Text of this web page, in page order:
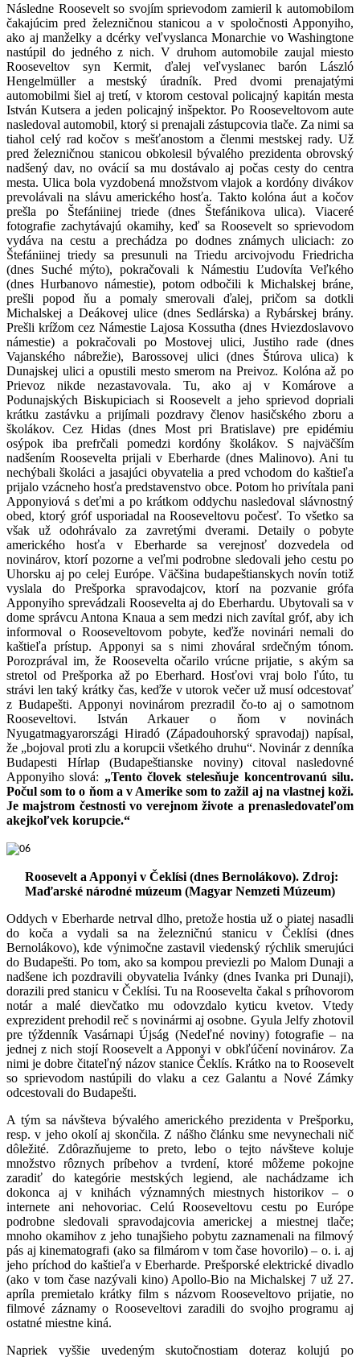
Následne Roosevelt so svojím sprievodom zamieril k automobilom
čakajúcim pred železničnou stanicou a v spoločnosti Apponyiho,
ako aj manželky a dcérky veľvyslanca Monarchie vo Washingtone
nastúpil do jedného z nich. V druhom automobile zaujal miesto
Rooseveltov syn Kermit, ďalej veľvyslanec barón László
Hengelmüller a mestský úradník. Pred dvomi prenajatými
automobilmi šiel aj tretí, v ktorom cestoval policajný kapitán mesta
István Kutsera a jeden policajný inšpektor. Po Rooseveltovom aute
nasledoval automobil, ktorý si prenajali zástupcovia tlače. Za nimi sa
tiahol celý rad kočov s mešťanostom a členmi mestskej rady. Už
pred železničnou stanicou obkolesil bývalého prezidenta obrovský
nadšený dav, no ovácií sa mu dostávalo aj počas cesty do centra
mesta. Ulica bola vyzdobená množstvom vlajok a kordóny divákov
prevolávali na slávu amerického hosťa. Takto kolóna áut a kočov
prešla po Štefániinej triede (dnes Štefánikova ulica). Viaceré
fotografie zachytávajú okamihy, keď sa Roosevelt so sprievodom
vydáva na cestu a prechádza po dodnes známych uliciach: zo
Štefániinej triedy sa presunuli na Triedu arcivojvodu Friedricha
(dnes Suché mýto), pokračovali k Námestiu Ľudovíta Veľkého
(dnes Hurbanovo námestie), potom odbočili k Michalskej bráne,
prešli popod ňu a pomaly smerovali ďalej, pričom sa dotkli
Michalskej a Deákovej ulice (dnes Sedlárska) a Rybárskej brány.
Prešli krížom cez Námestie Lajosa Kossutha (dnes Hviezdoslavovo
námestie) a pokračovali po Mostovej ulici, Justiho rade (dnes
Vajanského nábrežie), Barossovej ulici (dnes Štúrova ulica) k
Dunajskej ulici a opustili mesto smerom na Preivoz. Kolóna až po
Prievoz nikde nezastavovala. Tu, ako aj v Komárove a
Podunajských Biskupiciach si Roosevelt a jeho sprievod dopriali
krátku zastávku a prijímali pozdravy členov hasičského zboru a
školákov. Cez Hidas (dnes Most pri Bratislave) pre epidémiu
osýpok iba prefrčali pomedzi kordóny školákov. S najväčším
nadšením Roosevelta prijali v Eberharde (dnes Malinovo). Ani tu
nechýbali školáci a jasajúci obyvatelia a pred vchodom do kaštieľa
prijalo vzácneho hosťa predstavenstvo obce. Potom ho privítala pani
Apponyiová s deťmi a po krátkom oddychu nasledoval slávnostný
obed, ktorý gróf usporiadal na Rooseveltovu počesť. To všetko sa
však už odohrávalo za zavretými dverami. Detaily o pobyte
amerického hosťa v Eberharde sa verejnosť dozvedela od
novinárov, ktorí pozorne a veľmi podrobne sledovali jeho cestu po
Uhorsku aj po celej Európe. Väčšina budapeštianskych novín totiž
vyslala do Prešporka spravodajcov, ktorí na pozvanie grófa
Apponyiho sprevádzali Roosevelta aj do Eberhardu. Ubytovali sa v
dome správcu Antona Knaua a sem medzi nich zavítal gróf, aby ich
informoval o Rooseveltovom pobyte, keďže novinári nemali do
kaštieľa prístup. Apponyi sa s nimi zhováral srdečným tónom.
Porozprával im, že Roosevelta očarilo vrúcne prijatie, s akým sa
stretol od Prešporka až po Eberhard. Hosťovi vraj bolo ľúto, tu
strávi len taký krátky čas, keďže v utorok večer už musí odcestovať
z Budapešti. Apponyi novinárom prezradil čo-to aj o samotnom
Rooseveltovi. István Arkauer o ňom v novinách
Nyugatmagyarországi Hiradó (Západouhorský spravodaj) napísal,
že „bojoval proti zlu a korupcii všetkého druhu“. Novinár z denníka
Budapesti Hírlap (Budapeštianske noviny) citoval nasledovné
Apponyiho slová: „Tento človek stelesňuje koncentrovanú silu.
Počul som to o ňom a v Amerike som to zažil aj na vlastnej koži.
Je majstrom čestnosti vo verejnom živote a prenasledovateľom
akejkoľvek korupcie.“
Roosevelt a Apponyi v Čeklísi (dnes Bernolákovo). Zdroj:
Maďarské národné múzeum (Magyar Nemzeti Múzeum)
Oddych v Eberharde netrval dlho, pretože hostia už o piatej nasadli
do koča a vydali sa na železničnú stanicu v Čeklísi (dnes
Bernolákovo), kde výnimočne zastavil viedenský rýchlik smerujúci
do Budapešti. Po tom, ako sa kompou previezli po Malom Dunaji a
nadšene ich pozdravili obyvatelia Ivánky (dnes Ivanka pri Dunaji),
dorazili pred stanicu v Čeklísi. Tu na Roosevelta čakal s príhovorom
notár a malé dievčatko mu odovzdalo kyticu kvetov. Vtedy
exprezident prehodil reč s novinármi aj osobne. Gyula Jelfy zhotovil
pre týždenník Vasárnapi Újság (Nedeľné noviny) fotografie – na
jednej z nich stojí Roosevelt a Apponyi v obkľúčení novinárov. Za
nimi je dobre čitateľný názov stanice Čeklís. Krátko na to Roosevelt
so sprievodom nastúpili do vlaku a cez Galantu a Nové Zámky
odcestovali do Budapešti.
A tým sa návšteva bývalého amerického prezidenta v Prešporku,
resp. v jeho okolí aj skončila. Z nášho článku sme nevynechali nič
dôležité. Zdôrazňujeme to preto, lebo o tejto návšteve koluje
množstvo rôznych príbehov a tvrdení, ktoré môžeme pokojne
zaradiť do kategórie mestských legiend, ale nachádzame ich
dokonca aj v knihách významných miestnych historikov – o
internete ani nehovoriac. Celú Rooseveltovu cestu po Európe
podrobne sledovali spravodajcovia americkej a miestnej tlače;
mnoho okamihov z jeho tunajšieho pobytu zaznamenali na filmový
pás aj kinematografi (ako sa filmárom v tom čase hovorilo) – o. i. aj
jeho príchod do kaštieľa v Eberharde. Prešporské elektrické divadlo
(ako v tom čase nazývali kino) Apollo-Bio na Michalskej 7 už 27.
apríla premietalo krátky film s názvom Rooseveltovo prijatie, no
filmové záznamy o Rooseveltovi zaradili do svojho programu aj
ostatné miestne kiná.
Napriek vyššie uvedeným skutočnostiam doteraz kolujú po